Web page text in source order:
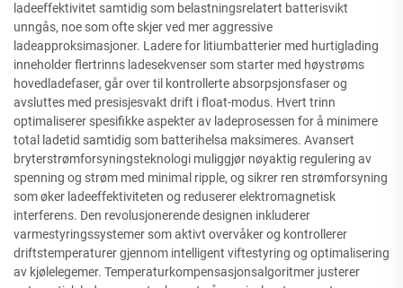
ladeeffektivitet samtidig som belastningsrelatert batterisvikt
unngås, noe som ofte skjer ved mer aggressive
ladeapproksimasjoner. Ladere for litiumbatterier med hurtiglading
inneholder flertrinns ladesekvenser som starter med høystrøms
hovedladefaser, går over til kontrollerte absorpsjonsfaser og
avsluttes med presisjesvakt drift i float-modus. Hvert trinn
optimaliserer spesifikke aspekter av ladeprosessen for å minimere
total ladetid samtidig som batterihelsa maksimeres. Avansert
bryterstrømforsyningsteknologi muliggjør nøyaktig regulering av
spenning og strøm med minimal ripple, og sikrer ren strømforsyning
som øker ladeeffektiviteten og reduserer elektromagnetisk
interferens. Den revolusjonerende designen inkluderer
varmestyringssystemer som aktivt overvåker og kontrollerer
driftstemperaturer gjennom intelligent viftestyring og optimalisering
av kjølelegemer. Temperaturkompensasjonsalgoritmer justerer